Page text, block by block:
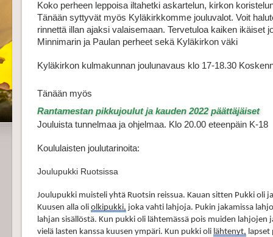
Koko perheen leppoisa iltahetki askartelun, kirkon
Tänään syttyvät myös Kyläkirkkomme jouluvalot. Voit
rinnettä illan ajaksi valaisemaan. Tervetuloa kaiken ikäiset
Minnimarin ja Paulan perheet sekä Kyläkirkon väki
Kyläkirkon kulmakunnan joulunavaus klo 17-18.30
Tänään myös
Rantamestan pikkujoulut ja kauden 2022 päättäjäiset
Jouluista tunnelmaa ja ohjelmaa. Klo 20.00 eteenpäin K-18
Koululaisten joulutarinoita:
Joulupukki Ruotsissa
Joulupukki muisteli yhtä Ruotsin reissua. Kauan sitten Pukki oli
Kuusen alla oli olkipukki, joka vahti lahjoja. Pukin jakamissa
lahjan sisällöstä. Kun pukki oli lähtemässä pois muiden lahjojen
vielä lasten kanssa kuusen ympäri. Kun pukki oli lähtenyt, lapset